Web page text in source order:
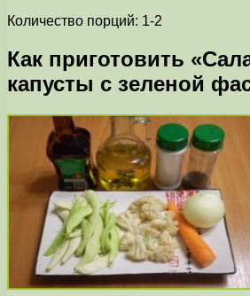
Количество порций: 1-2
Как приготовить
капусты с зеленой